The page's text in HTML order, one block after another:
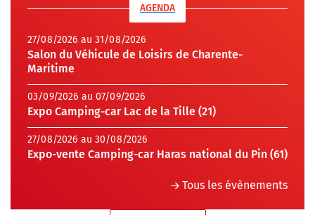
AGENDA
27/08/2026 au 31/08/2026
Salon du Véhicule de Loisirs de Charente-
Maritime
03/09/2026 au 07/09/2026
Expo Camping-car Lac de la Tille (21)
27/08/2026 au 30/08/2026
Expo-vente Camping-car Haras national du Pin (61)
Tous les évènements